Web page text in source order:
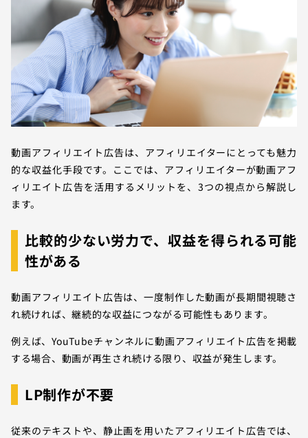
動画アフィリエイト広告は、アフィリエイターにとっても魅力
的な収益化手段です。ここでは、アフィリエイターが動画アフ
ィリエイト広告を活用するメリットを、3つの視点から解説し
ます。
比較的少ない労力で、収益を得られる可能
性がある
動画アフィリエイト広告は、一度制作した動画が長期間視聴さ
れ続ければ、継続的な収益につながる可能性もあります。
例えば、YouTubeチャンネルに動画アフィリエイト広告を掲載
する場合、動画が再生され続ける限り、収益が発生します。
LP制作が不要
従来のテキストや、静止画を用いたアフィリエイト広告では、